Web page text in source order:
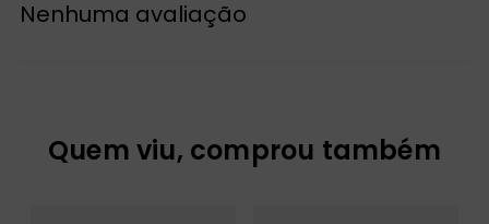
Nenhuma avaliação
Quem viu, comprou também